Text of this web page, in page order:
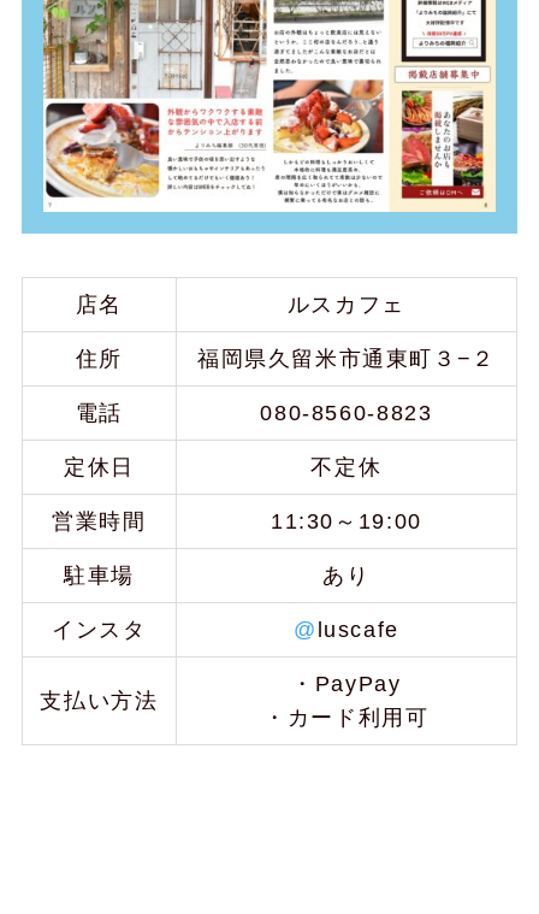
店名 ルスカフェ
住所 福岡県久留米市通東町３−２
電話 080-8560-8823
定休日 不定休
営業時間 11:30～19:00
駐車場 あり
インスタ @ luscafe
支払い方法
・PayPay
・カード利用可